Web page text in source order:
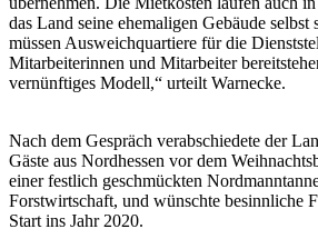
das Land seine ehemaligen Gebäude
müssen Ausweichquartiere für die
Mitarbeiterinnen und Mitarbeiter
vernünftiges Modell,“ urteilt Warnecke.
Nach dem Gespräch verabschiedete der
Gäste aus Nordhessen vor dem
einer festlich geschmückten
Forstwirtschaft, und wünschte besinnliche
Start ins Jahr 2020.